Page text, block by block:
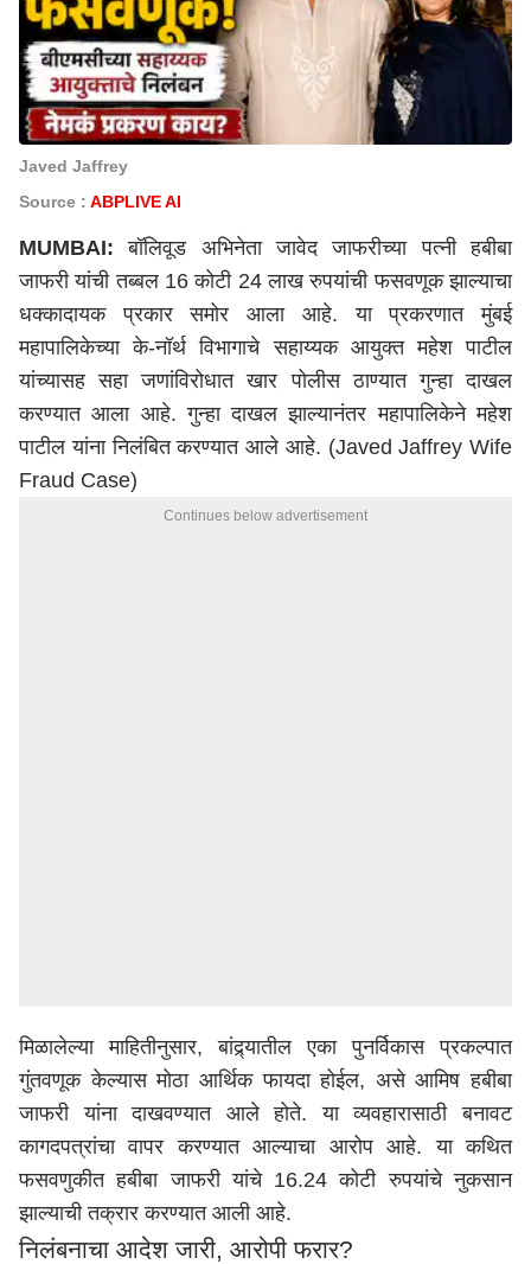
Javed Jaffrey
Source : ABPLIVE AI
MUMBAI: बॉलिवूड अभिनेता जावेद जाफरीच्या पत्नी हबीबा
जाफरी यांची तब्बल 16 कोटी 24 लाख रुपयांची फसवणूक झाल्याचा
धक्कादायक प्रकार समोर आला आहे. या प्रकरणात मुंबई
महापालिकेच्या के-नॉर्थ विभागाचे सहाय्यक आयुक्त महेश पाटील
यांच्यासह सहा जणांविरोधात खार पोलीस ठाण्यात गुन्हा दाखल
करण्यात आला आहे. गुन्हा दाखल झाल्यानंतर महापालिकेने महेश
पाटील यांना निलंबित करण्यात आले आहे. (Javed Jaffrey Wife
Fraud Case)
Continues below advertisement
मिळालेल्या माहितीनुसार, बांद्र्यातील एका पुनर्विकास प्रकल्पात
गुंतवणूक केल्यास मोठा आर्थिक फायदा होईल, असे आमिष हबीबा
जाफरी यांना दाखवण्यात आले होते. या व्यवहारासाठी बनावट
कागदपत्रांचा वापर करण्यात आल्याचा आरोप आहे. या कथित
फसवणुकीत हबीबा जाफरी यांचे 16.24 कोटी रुपयांचे नुकसान
झाल्याची तक्रार करण्यात आली आहे.
निलंबनाचा आदेश जारी, आरोपी फरार?